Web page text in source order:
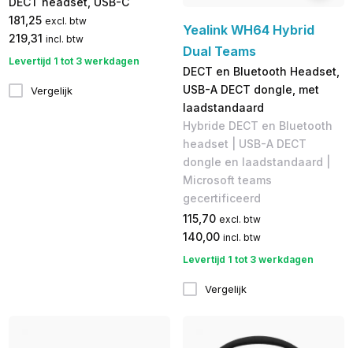
181,25 excl. btw
219,31 incl. btw
Levertijd 1 tot 3 werkdagen
Vergelijk
Yealink WH64 Hybrid
Dual Teams
DECT en Bluetooth Headset,
USB-A DECT dongle, met
laadstandaard
Hybride DECT en Bluetooth
headset | USB-A DECT
dongle en laadstandaard |
Microsoft teams
gecertificeerd
115,70 excl. btw
140,00 incl. btw
Levertijd 1 tot 3 werkdagen
Vergelijk